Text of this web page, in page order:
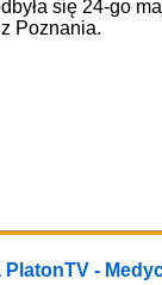
się 24-go
Poznania.
PlatonTV -